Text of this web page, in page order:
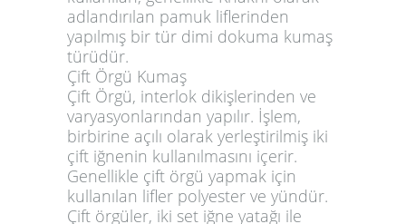
adlandırılan pamuk liflerinden
yapılmış bir tür dimi dokuma kumaş
türüdür.
Çift Örgü Kumaş
Çift Örgü, interlok dikişlerinden ve
varyasyonlarından yapılır. İşlem,
birbirine açılı olarak yerleştirilmiş iki
çift iğnenin kullanılmasını içerir.
Genellikle çift örgü yapmak için
kullanılan lifler polyester ve yündür.
Çift örgüler, iki set iğne yatağı ile